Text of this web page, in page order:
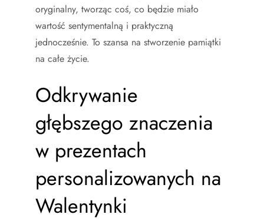
oryginalny, tworząc coś, co będzie miało
wartość sentymentalną i praktyczną
jednocześnie. To szansa na stworzenie pamiątki
na całe życie.
Odkrywanie
głębszego znaczenia
w prezentach
personalizowanych na
Walentynki